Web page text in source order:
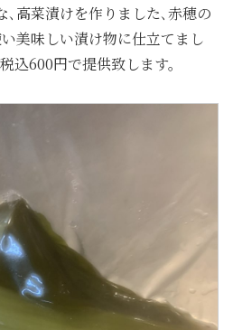
､高菜漬けを作りました､赤穂の
美味しい漬け物に仕立てまし
込600円で提供致します。